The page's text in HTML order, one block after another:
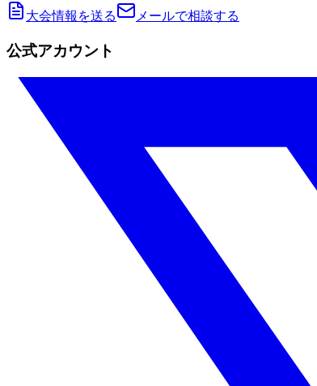
大会情報を送る
メールで相談する
公式アカウント